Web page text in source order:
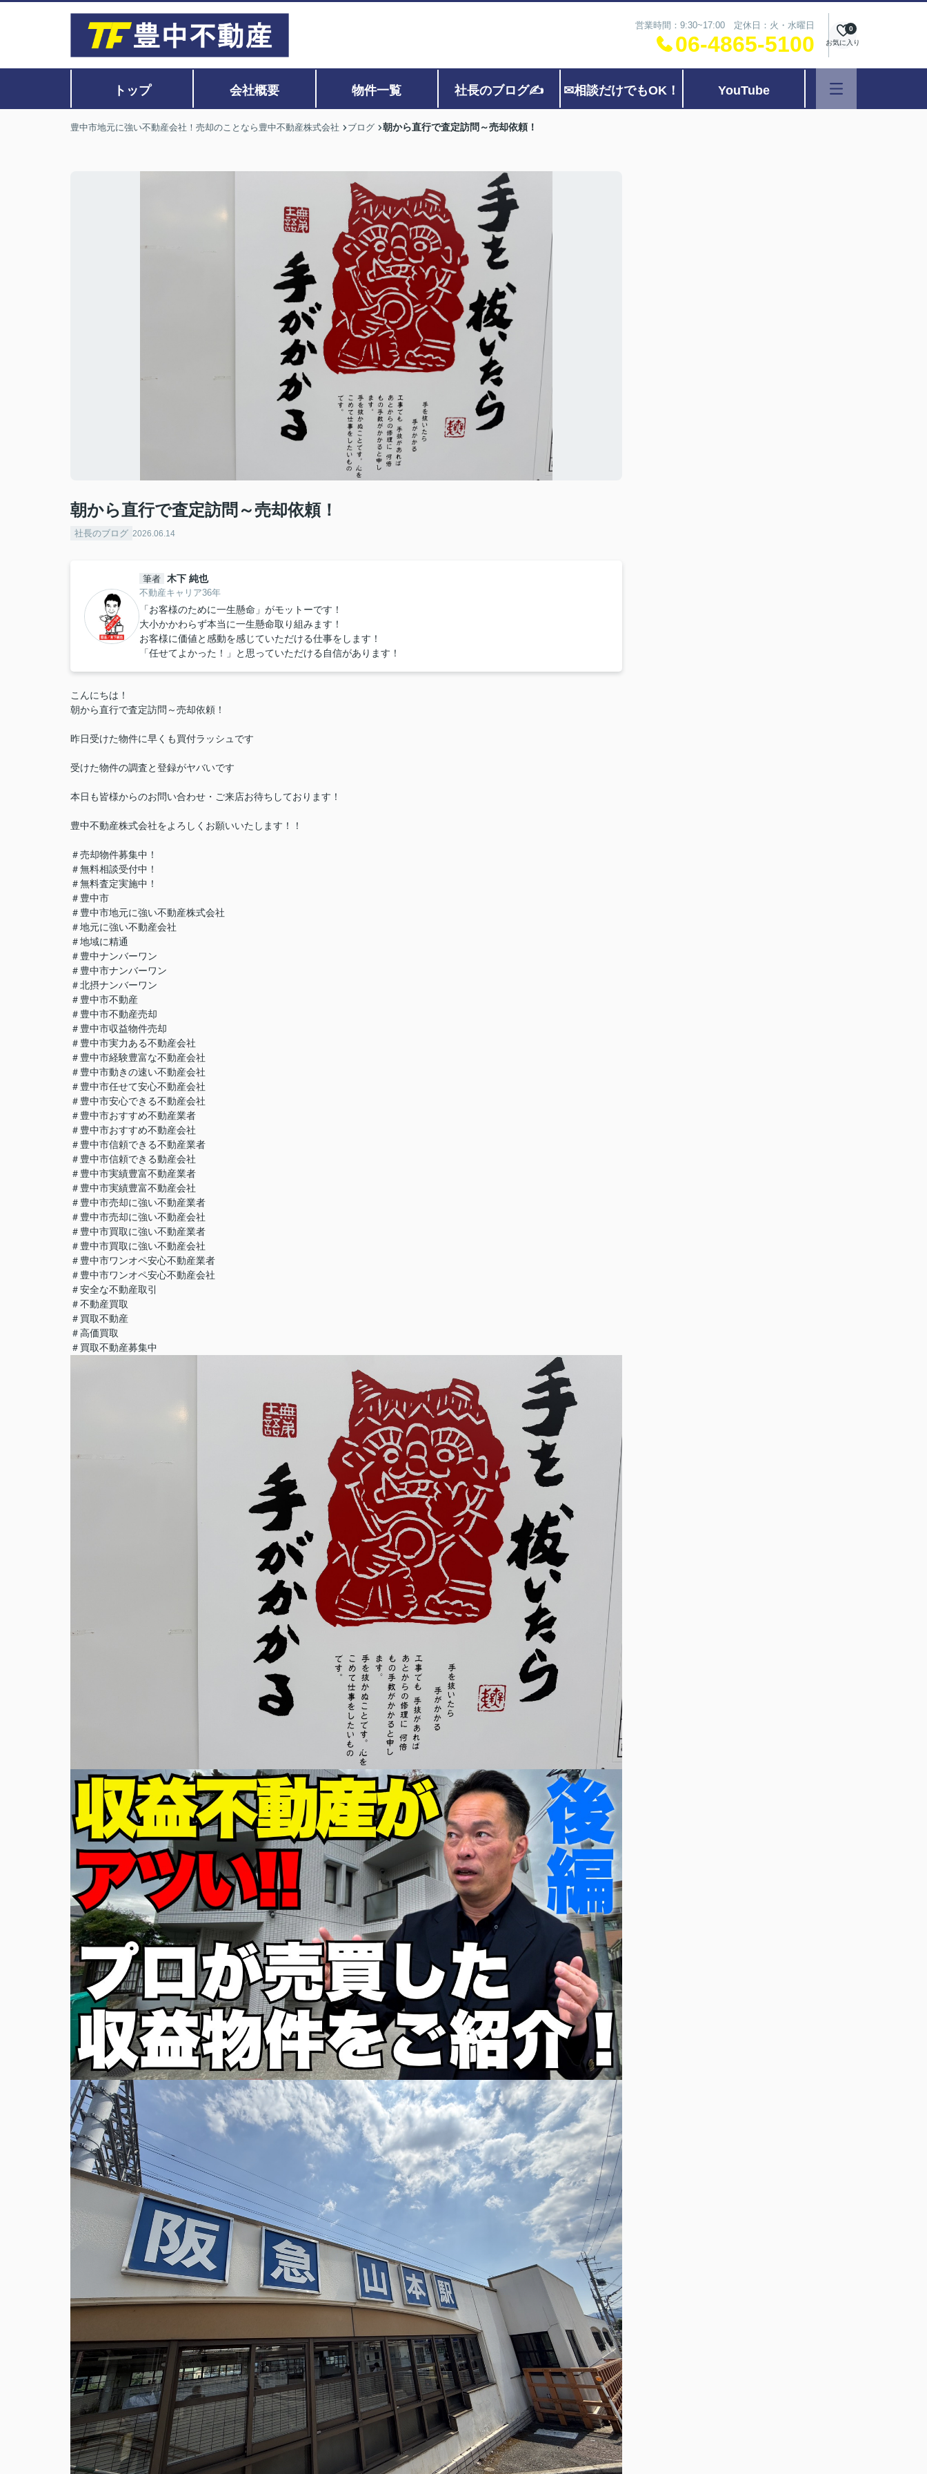
営業時間：9:30~17:00 定休日：火・水曜日
06-4865-5100 お気に入り
0
トップ 会社概要 物件一覧 社長のブログ✍ ✉相談だけでもOK！ YouTube
豊中市地元に強い不動産会社！売却のことなら豊中不動産株式会社 ブログ 朝から直行で査定訪問～売却依頼！
朝から直行で査定訪問～売却依頼！
社長のブログ 2026.06.14
筆者 木下 純也
不動産キャリア36年
「お客様のために一生懸命」がモットーです！
大小かかわらず本当に一生懸命取り組みます！
お客様に価値と感動を感じていただける仕事をします！
「任せてよかった！」と思っていただける自信があります！
こんにちは！
朝から直行で査定訪問～売却依頼！
昨日受けた物件に早くも買付ラッシュです
受けた物件の調査と登録がヤバいです
本日も皆様からのお問い合わせ・ご来店お待ちしております！
豊中不動産株式会社をよろしくお願いいたします！！
＃売却物件募集中！
＃無料相談受付中！
＃無料査定実施中！
＃豊中市
＃豊中市地元に強い不動産株式会社
＃地元に強い不動産会社
＃地域に精通
＃豊中ナンバーワン
＃豊中市ナンバーワン
＃北摂ナンバーワン
＃豊中市不動産
＃豊中市不動産売却
＃豊中市収益物件売却
＃豊中市実力ある不動産会社
＃豊中市経験豊富な不動産会社
＃豊中市動きの速い不動産会社
＃豊中市任せて安心不動産会社
＃豊中市安心できる不動産会社
＃豊中市おすすめ不動産業者
＃豊中市おすすめ不動産会社
＃豊中市信頼できる不動産業者
＃豊中市信頼できる動産会社
＃豊中市実績豊富不動産業者
＃豊中市実績豊富不動産会社
＃豊中市売却に強い不動産業者
＃豊中市売却に強い不動産会社
＃豊中市買取に強い不動産業者
＃豊中市買取に強い不動産会社
＃豊中市ワンオペ安心不動産業者
＃豊中市ワンオペ安心不動産会社
＃安全な不動産取引
＃不動産買取
＃買取不動産
＃高価買取
＃買取不動産募集中